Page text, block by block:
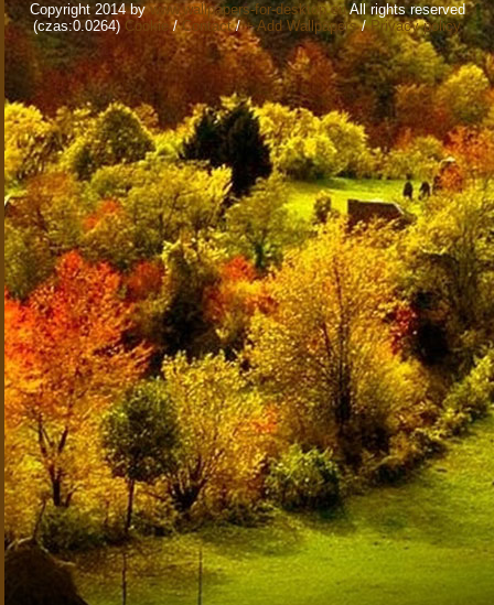
Copyright 2014 bywww.wallpapers-for-desktop.euAll rights reserved
(czas:0.0264) Cookie/Contact/+ Add Wallpapers/Privacy policy